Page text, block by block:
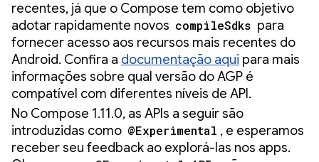
recentes, já que o Compose tem como objetivo
adotar rapidamente novos compileSdks para
fornecer acesso aos recursos mais recentes do
Android. Confira a documentação aqui para mais
informações sobre qual versão do AGP é
compatível com diferentes níveis de API.
No Compose 1.11.0, as APIs a seguir são
introduzidas como @Experimental , e esperamos
receber seu feedback ao explorá-las nos apps.